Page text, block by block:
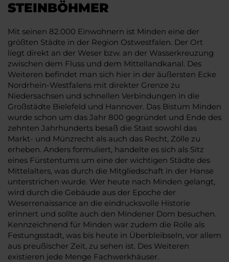
STEINBÖHMER
Mit seinen 82.000 Einwohnern ist Minden eine der
größten Städte in der Region Ostwestfalen. Der Ort
liegt direkt an der Weser bzw. an der Wasserkreuzung
zwischen dem Fluss und dem Mittellandkanal. Des
Weiteren befindet man sich hier in der äußersten Ecke
Nordrhein-Westfalens mit direkter Grenze zu
Niedersachsen und schnellen Verbindungen in die
Großstädte Bielefeld und Hannover. Das Bistum Minden
wurde schon um das Jahr 800 gegründet und Ende des
zehnten Jahrhunderts besaß die Stast sowohl das
Markt- und Münzrecht als auch das Recht, Zölle zu
erheben. Anders formuliert, handelte es sich als Sitz
eines Fürstentums um eine der wichtigen Städte des
Mittelalters, was durch die Mitgliedschaft in der Hanse
unterstrichen wurde. Wer heute nach Minden gelangt,
wird durch die Gebäude aus der Epoche der
Weserrenaissance an die eindrucksvolle Historie
erinnert und sollte auch den Mindener Dom besuchen.
Kennzeichnend für Minden war zudem die Rolle als
Festungsstadt, was bis heute in Überbleibseln, vor allem
aus preußischer Zeit, zu sehen ist. Des Weiteren
existieren jede Menge Fachwerkhäuser.